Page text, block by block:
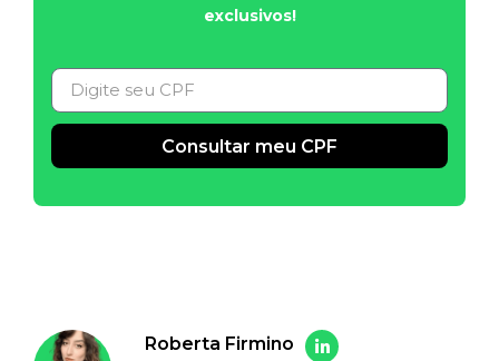
exclusivos!
Consultar meu CPF
Roberta Firmino